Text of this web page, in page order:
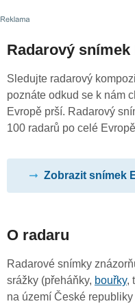
Radarový snímek
Sledujte radarový
poznáte odkud se k nám
Evropě prší. Radarový
100 radarů po celé
Zobrazit snímek
O radaru
Radarové snímky
srážky (přeháňky, bouřky,
na území České